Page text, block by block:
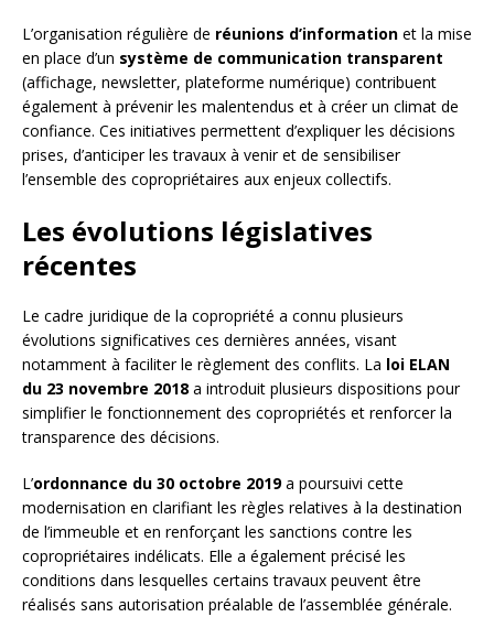
L’organisation régulière de réunions d’information et la mise
en place d’un système de communication transparent
(affichage, newsletter, plateforme numérique) contribuent
également à prévenir les malentendus et à créer un climat de
confiance. Ces initiatives permettent d’expliquer les décisions
prises, d’anticiper les travaux à venir et de sensibiliser
l’ensemble des copropriétaires aux enjeux collectifs.
Les évolutions législatives
récentes
Le cadre juridique de la copropriété a connu plusieurs
évolutions significatives ces dernières années, visant
notamment à faciliter le règlement des conflits. La loi ELAN
du 23 novembre 2018 a introduit plusieurs dispositions pour
simplifier le fonctionnement des copropriétés et renforcer la
transparence des décisions.
L’ordonnance du 30 octobre 2019a poursuivi cette
modernisation en clarifiant les règles relatives à la destination
de l’immeuble et en renforçant les sanctions contre les
copropriétaires indélicats. Elle a également précisé les
conditions dans lesquelles certains travaux peuvent être
réalisés sans autorisation préalable de l’assemblée générale.